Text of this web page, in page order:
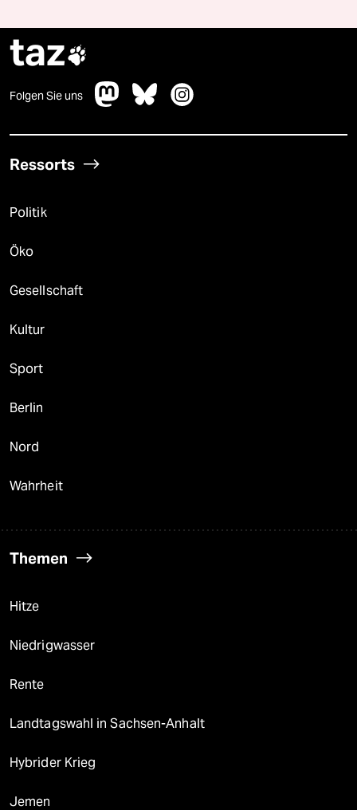
taz
Folgen Sie uns
Ressorts
Politik
Öko
Gesellschaft
Kultur
Sport
Berlin
Nord
Wahrheit
Themen
Hitze
Niedrigwasser
Rente
Landtagswahl in Sachsen-Anhalt
Hybrider Krieg
Jemen